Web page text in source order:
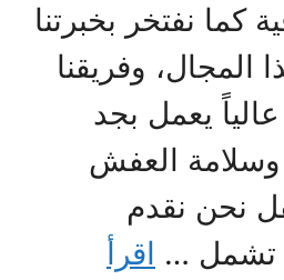
نفتخر بخبرتنا
وفريقنا
يعمل بجد
العفش
نحن نقدم
… اقرأ